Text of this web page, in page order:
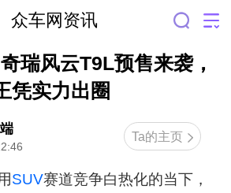
众车网资讯
瑞风云T9L预售来袭，
凭实力出圈
Ta的主页
SUV赛道竞争白热化的当下，